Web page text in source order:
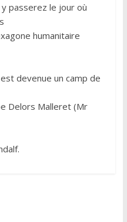
passerez le jour où
humanitaire
devenue un camp de
Delors Malleret (Mr